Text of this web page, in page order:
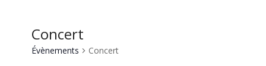
Concert
Évènements Concert